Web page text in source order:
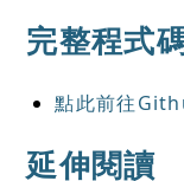
完整程式
點此前往
延伸閱讀